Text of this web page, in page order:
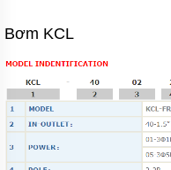
TỪ
INOX
VÀ
316
ỨNG
DỤNG
BƠM
Bơm KCL